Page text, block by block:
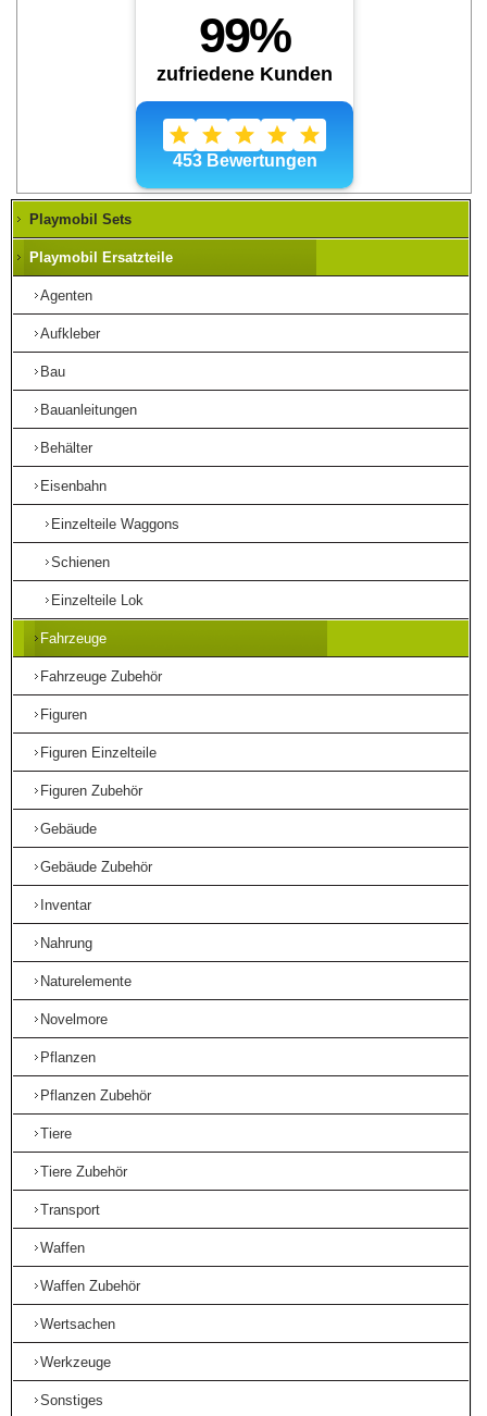
Playmobil Sets
Playmobil Ersatzteile
Agenten
Aufkleber
Bau
Bauanleitungen
Behälter
Eisenbahn
Einzelteile Waggons
Schienen
Einzelteile Lok
Fahrzeuge
Fahrzeuge Zubehör
Figuren
Figuren Einzelteile
Figuren Zubehör
Gebäude
Gebäude Zubehör
Inventar
Nahrung
Naturelemente
Novelmore
Pflanzen
Pflanzen Zubehör
Tiere
Tiere Zubehör
Transport
Waffen
Waffen Zubehör
Wertsachen
Werkzeuge
Sonstiges